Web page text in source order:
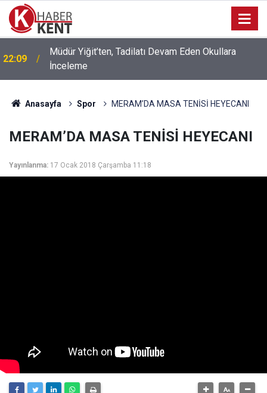
20:25
Konya Tabip Odası, Başkan Pekyatırmacı’yla Bilgi
Alışverişinde Bulundu
Anasayfa Spor MERAM’DA MASA TENİSİ HEYECANI
MERAM’DA MASA TENİSİ HEYECANI
Yayınlanma: 17 Ocak 2018 Çarşamba 11:18